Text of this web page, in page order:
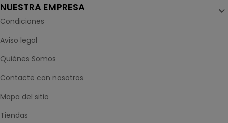
NUESTRA EMPRESA 
Condiciones
Aviso legal
Quiénes Somos
Contacte con nosotros
Mapa del sitio
Tiendas